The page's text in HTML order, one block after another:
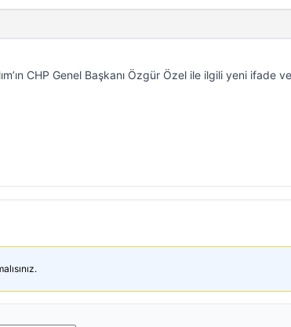
CHP Genel Başkanı Özgür Özel ile ilgili yeni ifade